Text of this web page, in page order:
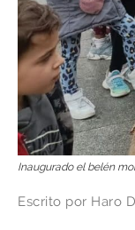
Inaugurado el belén
Escrito por Haro